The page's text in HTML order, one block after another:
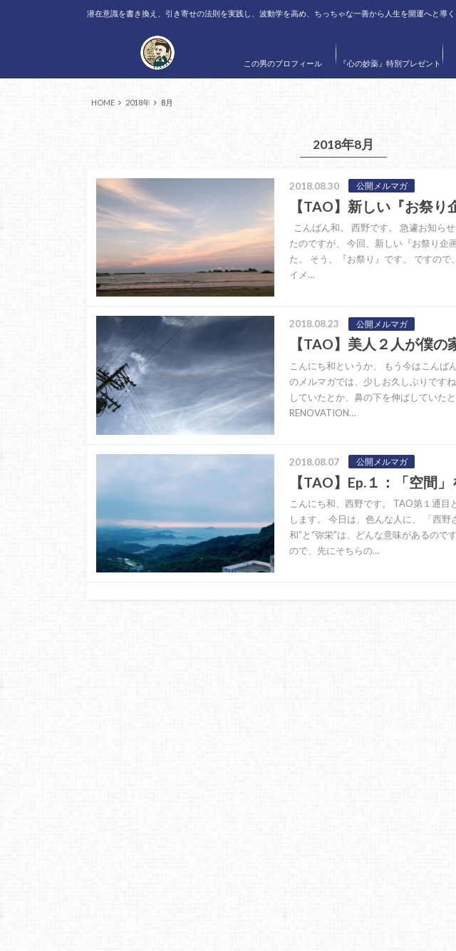
潜在意識を書き換え、引き寄せの法則を実践し、波動学を高め、ちっちゃな一善から人生を開運へと導
この男のプロフィール 『心の妙薬』特別プレゼント
HOME 2018年 8月
2018年8月
2018.08.30 公開メルマガ
【TAO】新しい『お祭り
こんばん和。 西野です。 急遽お知ら
たのですが、 今回、新しい『お祭り企
た。 そう、『お祭り』です。 ですので
イメ…
2018.08.23 公開メルマガ
【TAO】美人２人が僕の
こんにち和というか、 もう今はこんば
のメルマガでは、少しお久しぶりです
していたとか、鼻の下を伸ばしていた
RENOVATION…
2018.08.07 公開メルマガ
【TAO】Ep.１：「空間
こんにち和、西野です。 TAO第１通目
します。 今日は、色んな人に、 「西野
和”と“弥栄”は、どんな意味があるので
ので、先にそちらの…